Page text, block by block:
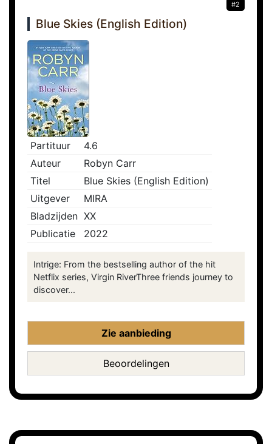
#2
Blue Skies (English Edition)
Partituur
4.6
Auteur
Robyn Carr
Titel
Blue Skies (English Edition)
Uitgever
MIRA
Bladzijden XX
Publicatie
2022
Intrige: From the bestselling author of the hit
Netflix series, Virgin RiverThree friends journey to
discover...
Zie aanbieding
Beoordelingen